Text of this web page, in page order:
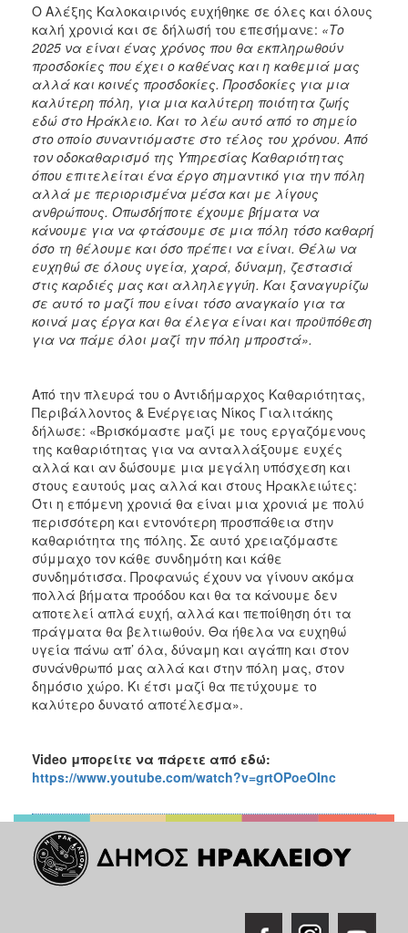
Ο Αλέξης Καλοκαιρινός ευχήθηκε σε όλες και όλους
καλή χρονιά και σε δήλωσή του επεσήμανε: «Το
2025 να είναι ένας χρόνος που θα εκπληρωθούν
προσδοκίες που έχει ο καθένας και η καθεμιά μας
αλλά και κοινές προσδοκίες. Προσδοκίες για μια
καλύτερη πόλη, για μια καλύτερη ποιότητα ζωής
εδώ στο Ηράκλειο. Και το λέω αυτό από το σημείο
στο οποίο συναντιόμαστε στο τέλος του χρόνου. Από
τον οδοκαθαρισμό της Υπηρεσίας Καθαριότητας
όπου επιτελείται ένα έργο σημαντικό για την πόλη
αλλά με περιορισμένα μέσα και με λίγους
ανθρώπους. Οπωσδήποτε έχουμε βήματα να
κάνουμε για να φτάσουμε σε μια πόλη τόσο καθαρή
όσο τη θέλουμε και όσο πρέπει να είναι. Θέλω να
ευχηθώ σε όλους υγεία, χαρά, δύναμη, ζεστασιά
στις καρδιές μας και αλληλεγγύη. Και ξαναγυρίζω
σε αυτό το μαζί που είναι τόσο αναγκαίο για τα
κοινά μας έργα και θα έλεγα είναι και προϋπόθεση
για να πάμε όλοι μαζί την πόλη μπροστά».
Από την πλευρά του ο Αντιδήμαρχος Καθαριότητας,
Περιβάλλοντος & Ενέργειας Νίκος Γιαλιτάκης
δήλωσε: «Βρισκόμαστε μαζί με τους εργαζόμενους
της καθαριότητας για να ανταλλάξουμε ευχές
αλλά και αν δώσουμε μια μεγάλη υπόσχεση και
στους εαυτούς μας αλλά και στους Ηρακλειώτες:
Ότι η επόμενη χρονιά θα είναι μια χρονιά με πολύ
περισσότερη και εντονότερη προσπάθεια στην
καθαριότητα της πόλης. Σε αυτό χρειαζόμαστε
σύμμαχο τον κάθε συνδημότη και κάθε
συνδημότισσα. Προφανώς έχουν να γίνουν ακόμα
πολλά βήματα προόδου και θα τα κάνουμε δεν
αποτελεί απλά ευχή, αλλά και πεποίθηση ότι τα
πράγματα θα βελτιωθούν. Θα ήθελα να ευχηθώ
υγεία πάνω απ’ όλα, δύναμη και αγάπη και στον
συνάνθρωπό μας αλλά και στην πόλη μας, στον
δημόσιο χώρο. Κι έτσι μαζί θα πετύχουμε το
καλύτερο δυνατό αποτέλεσμα».
Video μπορείτε να πάρετε από εδώ:
https://www.youtube.com/watch?v=grtOPoeOInc